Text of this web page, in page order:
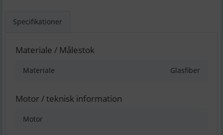
Specifikationer
Materiale / Målestok
Materiale Glasfiber
Motor / teknisk information
Motor